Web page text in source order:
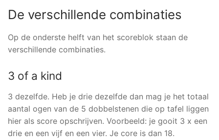
De verschillende combinaties
Op de onderste helft van het scoreblok staan de
verschillende combinaties.
3 of a kind
3 dezelfde. Heb je drie dezelfde dan mag je het totaal
aantal ogen van de 5 dobbelstenen die op tafel liggen
hier als score opschrijven. Voorbeeld: je gooit 3 x een
drie en een vijf en een vier. Je core is dan 18.